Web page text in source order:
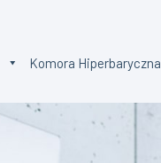
Komora Hiperbaryczna